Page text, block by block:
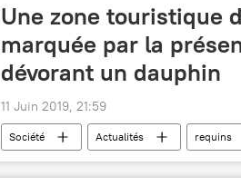
Une zone touristique
marquée par la
dévorant un dauphin
11 Juin 2019, 21:59
Société Actualités requins
île Maurice
nature insolite